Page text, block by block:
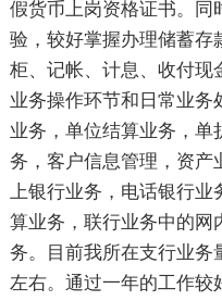
假货币上岗资格证书。同
验，较好掌握办理储蓄存
柜、记帐、计息、收付现
业务操作环节和日常业务
业务，单位结算业务，单
务，客户信息管理，资产
上银行业务，电话银行业
算业务，联行业务中的网
务。目前我所在支行业务
左右。通过一年的工作较